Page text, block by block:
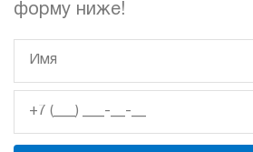
Маслостанция 220 Вольт НЭР-3И161Т
Хит продаж 5
62 375 руб -13% 70 484 руб
форму ниже!